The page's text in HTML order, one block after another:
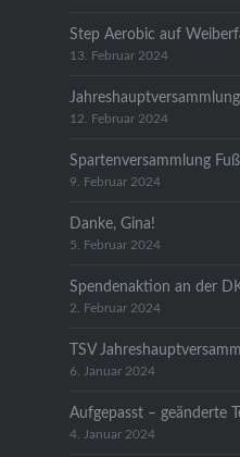
Step Aerobic auf
13. Februar 2024
12. Februar 2024
Spartenversammlung
9. Februar 2024
Danke, Gina!
5. Februar 2024
Spendenaktion an der
2. Februar 2024
TSV
6. Januar 2024
Aufgepasst – geänderte
4. Januar 2024